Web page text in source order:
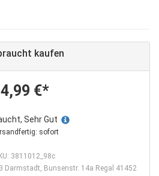
kaufen
4,99 €*
Sehr Gut
sofort
3811012_98c
Darmstadt, Bunsenstr. 14a Regal 41452